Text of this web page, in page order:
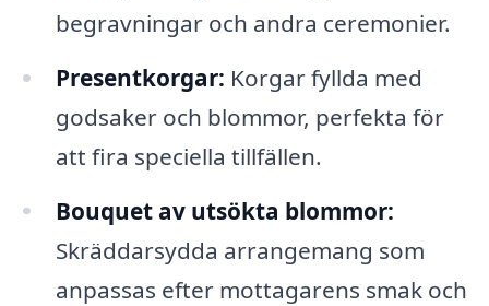
begravningar och andra ceremonier.
Presentkorgar: Korgar fyllda med
godsaker och blommor, perfekta för
att fira speciella tillfällen.
Bouquet av utsökta blommor:
Skräddarsydda arrangemang som
anpassas efter mottagarens smak och